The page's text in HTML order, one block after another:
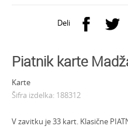
Deli
Piatnik karte
Karte
Šifra izdelka: 188312
V zavitku je 33 kart. Klasične